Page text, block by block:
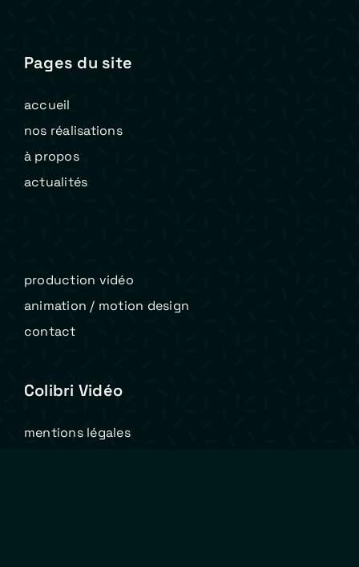
Pages du site
accueil
nos réalisations
à propos
actualités
production vidéo
animation / motion design
contact
Colibri Vidéo
mentions légales